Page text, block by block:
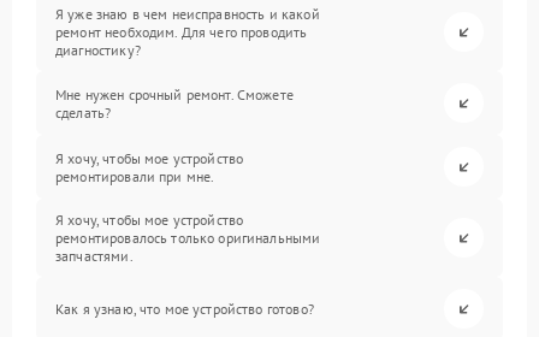
Я уже знаю в чем неисправность и какой
ремонт необходим. Для чего проводить
диагностику?
Мне нужен срочный ремонт. Сможете
сделать?
Я хочу, чтобы мое устройство
ремонтировали при мне.
Я хочу, чтобы мое устройство
ремонтировалось только оригинальными
запчастями.
Как я узнаю, что мое устройство готово?